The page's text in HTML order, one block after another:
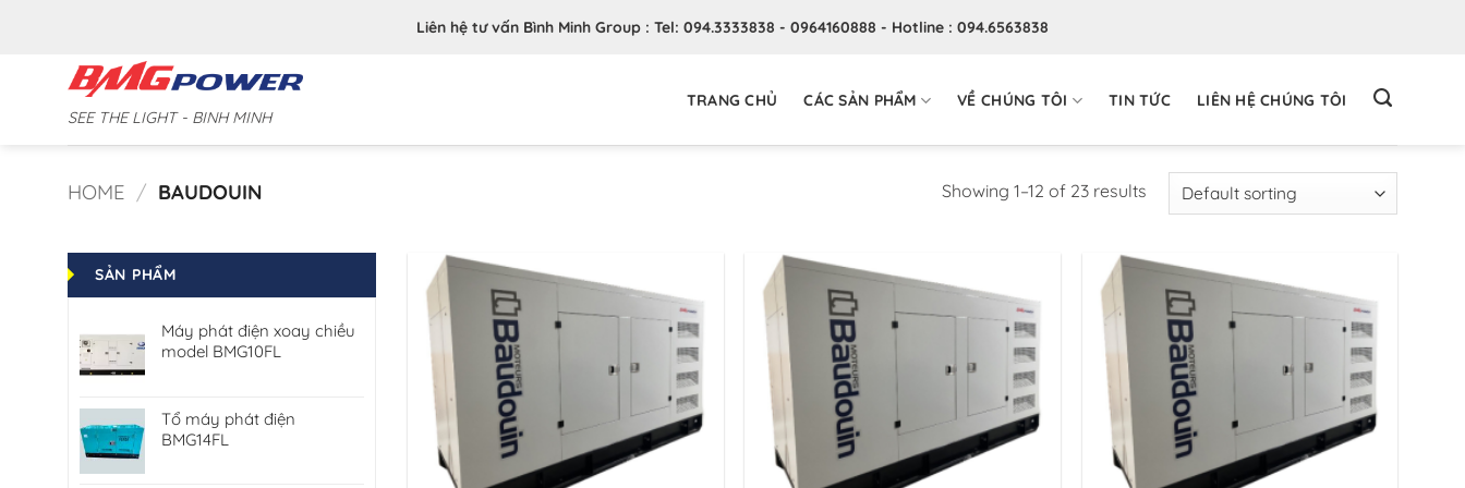
Liên hệ tư vấn Bình Minh Group : Tel: 094.3333838 - 0964160888 - Hotline : 094.6563838
SEE THE LIGHT - BINH MINH
TRANG CHỦ CÁC SẢN PHẨM VỀ CHÚNG TÔI TIN TỨC LIÊN HỆ CHÚNG TÔI
HOME / BAUDOUIN Showing 1–12 of 23 results
SẢN PHẨM
Máy phát điện xoay chiều
model BMG10FL
Tổ máy phát điện
BMG14FL